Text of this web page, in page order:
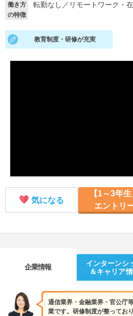
就活ノウハウ・サポート
就活支援
働き方
の特徴
転勤なし ／ リモートワーク・
教育制度・研修が充実
気になる
【1～3年生
エントリ
企業情報
インターンシ
＆キャリア
通信業界・金融業界・官公庁
業です。研修制度が整ってお